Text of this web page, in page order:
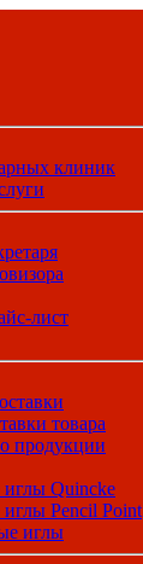
клиник
лист
товара
продукции
Quincke
Pencil Point
иглы